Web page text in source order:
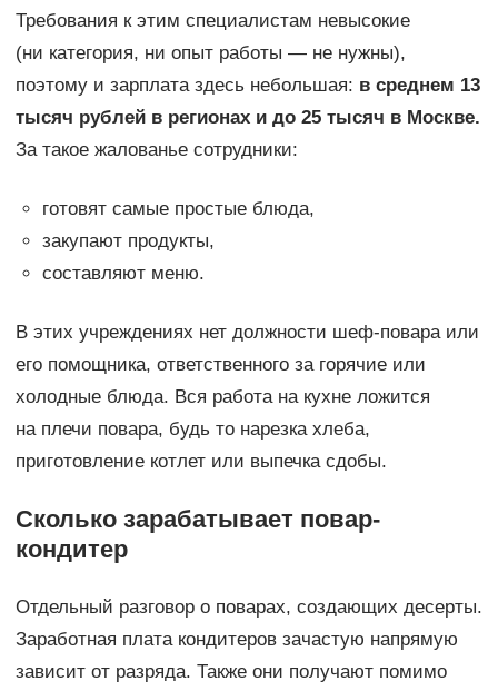
Требования к этим специалистам невысокие
(ни категория, ни опыт работы — не нужны),
поэтому и зарплата здесь небольшая: в среднем 13
тысяч рублей в регионах и до 25 тысяч в Москве.
За такое жалованье сотрудники:
готовят самые простые блюда,
закупают продукты,
составляют меню.
В этих учреждениях нет должности шеф-повара или
его помощника, ответственного за горячие или
холодные блюда. Вся работа на кухне ложится
на плечи повара, будь то нарезка хлеба,
приготовление котлет или выпечка сдобы.
Сколько зарабатывает повар-
кондитер
Отдельный разговор о поварах, создающих десерты.
Заработная плата кондитеров зачастую напрямую
зависит от разряда. Также они получают помимо